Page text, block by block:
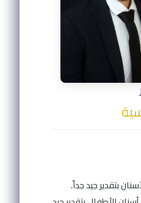
بتقدير جيد جداً.